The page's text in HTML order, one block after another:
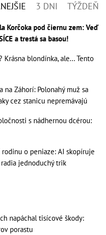
3 DNI TÝŽDEŇ
Korčoka pod čiernu zem: Veď
a trestá sa basou!
Krásna blondínka, ale... Tento
na Záhorí: Polonahý muž sa
cez stanicu nepremávajú
s nádhernou dcérou:
o peniaze: AI skopíruje
jednoduchý trik
napáchal tisícové škody:
porastu